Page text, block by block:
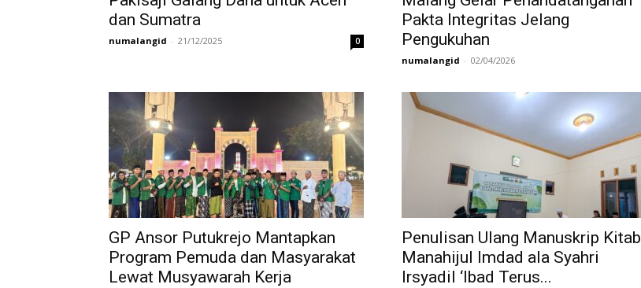
dan Sumatra
numalangid - 21/12/2025 0
Pakta Integritas Jelang
Pengukuhan
numalangid - 02/04/2026
GP Ansor Putukrejo Mantapkan
Program Pemuda dan Masyarakat
Lewat Musyawarah Kerja
Penulisan Ulang Manuskrip Kitab
Manahijul Imdad ala Syahri
Irsyadil ‘Ibad Terus...